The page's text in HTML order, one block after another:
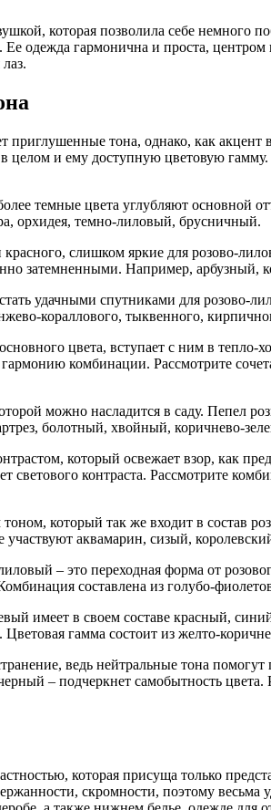
которая позволила себе немного
одежда гармонична и проста,
тона, однако, как
целом и ему доступную цветовую
темные цвета углубляют основной
орхидея, темно-лиловый, брусничный.
слишком яркие для розово-
затемненными. Например,
удачными спутниками для розово-
кораллового, тыквенного,
цвета, вступает с ним в
комбинации. Рассмотрите
можно насладится в саду. Пепел
болотный, хвойный, коричнево-
который освежает взор, как
светового контраста. Рассмотрите
который так же входит в состав
участвуют аквамарин, сизый,
– это переходная форма от
составлена из голубо-
имеет в своем составе красный,
гамма состоит из желто-
ведь нейтральные тона
– подчеркнет самобытность
которая присуща только
скромности, поэтому весьма